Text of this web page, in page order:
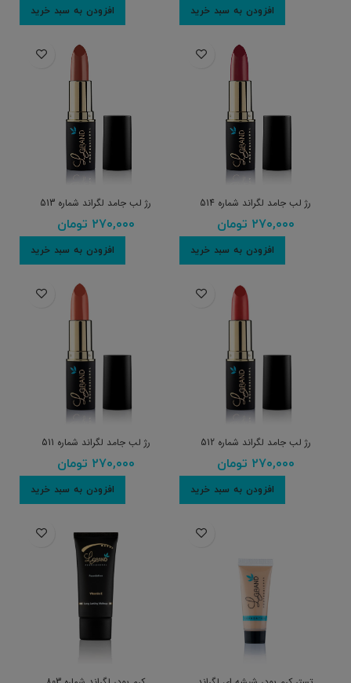
افزودن به سبد خرید افزودن به سبد خرید
رژ لب جامد لگراند شماره 514
۲۷۰,۰۰۰ تومان
افزودن به سبد خرید
رژ لب جامد لگراند شماره 513
۲۷۰,۰۰۰ تومان
افزودن به سبد خرید
رژ لب جامد لگراند شماره 512
۲۷۰,۰۰۰ تومان
افزودن به سبد خرید
رژ لب جامد لگراند شماره 511
۲۷۰,۰۰۰ تومان
افزودن به سبد خرید